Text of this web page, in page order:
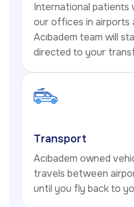
International patients
our offices in airports
Acıbadem team will
directed to your
Transport
Acıbadem owned
travels between
until you fly back to